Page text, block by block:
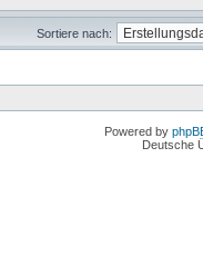
Sortiere nach:
Powered by
Deutsche